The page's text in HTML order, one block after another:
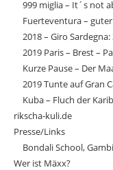
999 miglia – It´s not
Fuerteventura –
2018 – Giro
2019 Paris – Brest –
Kurze Pause – Der
2019 Tunte auf Gran
Kuba – Fluch der
rikscha-kuli.de
Presse/Links
Bondali School,
Wer ist Mäxx?